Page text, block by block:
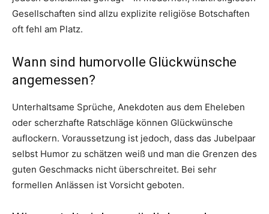
Gesellschaften sind allzu explizite religiöse Botschaften
oft fehl am Platz.
Wann sind humorvolle Glückwünsche
angemessen?
Unterhaltsame Sprüche, Anekdoten aus dem Eheleben
oder scherzhafte Ratschläge können Glückwünsche
auflockern. Voraussetzung ist jedoch, dass das Jubelpaar
selbst Humor zu schätzen weiß und man die Grenzen des
guten Geschmacks nicht überschreitet. Bei sehr
formellen Anlässen ist Vorsicht geboten.